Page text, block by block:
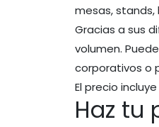
mesas,
Gracias a sus
volumen.
corporativos o
El precio
Haz tu